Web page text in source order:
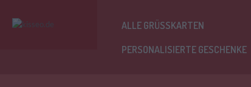
ALLE GRÜSSKARTEN
PERSONALISIERTE GESCHENKE